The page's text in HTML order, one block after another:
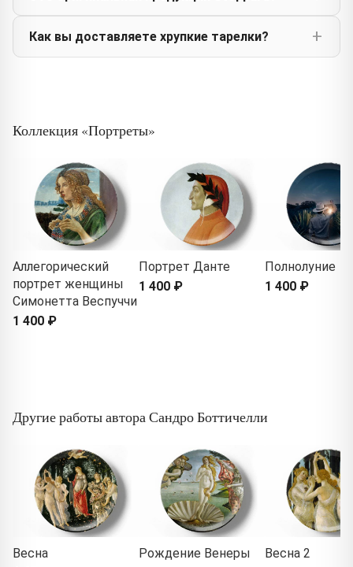
Как вы доставляете хрупкие тарелки?
Коллекция «Портреты»
Аллегорический
портрет женщины
Симонетта Веспуччи
1 400 ₽
Портрет Данте
1 400 ₽
Полнолуние
1 400 ₽
Другие работы автора Сандро Боттичелли
Весна
Рождение Венеры
Весна 2